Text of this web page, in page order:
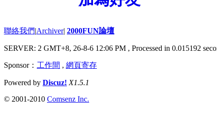
聯絡我們|Archiver| 2000FUN論壇
SERVER: 2 GMT+8, 26-8-6 12:06 PM , Processed in 0.015192
Sponsor： 工作間 , 網頁寄存
Powered by Discuz! X1.5.1
© 2001-2010 Comsenz Inc.